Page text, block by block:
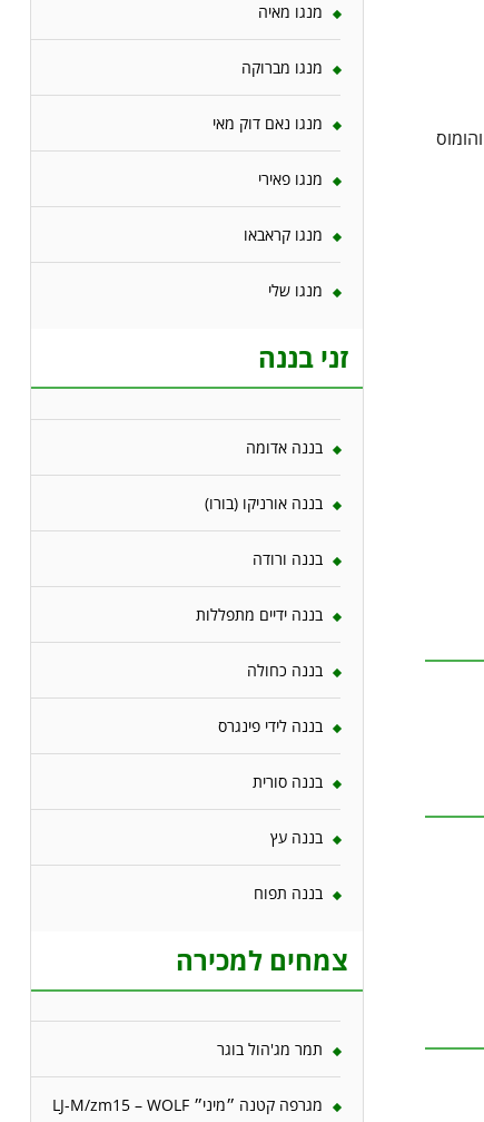
מנגו מאיה
מנגו מברוקה
מנגו נאם דוק מאי
מנגו פאירי
מנגו קראבאו
מנגו שלי
זני בננה
בננה אדומה
בננה אורניקו (בורו)
בננה ורודה
בננה ידיים מתפללות
בננה כחולה
בננה לידי פינגרס
בננה סורית
בננה עץ
בננה תפוח
צמחים למכירה
תמר מג'הול בוגר
מגרפה קטנה ״מיני״ LJ-M/zm15 – WOLF